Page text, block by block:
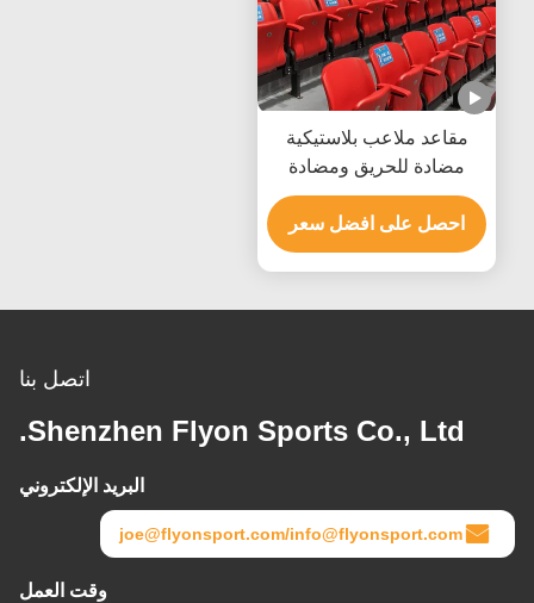
مقاعد ملاعب بلاستيكية
مضادة للحريق ومضادة
للشيخوخة ومضادة للأشعة
فوق البنفسجية وكرسي
ملعب ثابت للرياضات
احصل على افضل سعر
اتصل بنا
Shenzhen Flyon Sports Co., Ltd.
البريد الإلكتروني
joe@flyonsport.com/info@flyonsport.com
وقت العمل